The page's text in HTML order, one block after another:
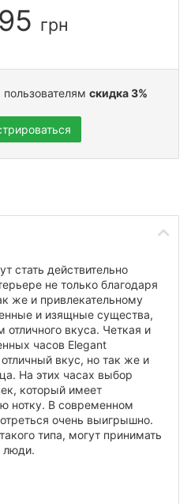
грн
скидка 3%
стать действительно
не только благодаря
же и привлекательному
и изящные существа,
отличного вкуса. Четкая и
часов Elegant
вкус, но так же и
На этих часах выбор
который имеет
нотку. В современном
очень выигрышно.
типа, могут принимать
люди.